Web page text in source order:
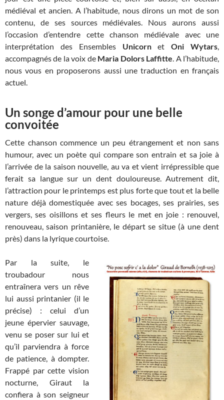
médiéval et ancien. A l’habitude, nous dirons un mot de son
contenu, de ses sources médiévales. Nous aurons aussi
l’occasion d’entendre cette chanson médiévale avec une
interprétation des Ensembles UnicornetOni Wytars,
accompagnés de la voix de Maria Dolors Laffitte. A l’habitude,
nous vous en proposerons aussi une traduction en français
actuel.
Un songe d’amour pour une belle
convoitée
Cette chanson commence un peu étrangement et non sans
humour, avec un poète qui compare son entrain et sa joie à
l’arrivée de la saison nouvelle, au va et vient irrépressible que
ferait sa langue sur un dent douloureuse. Autrement dit,
l’attraction pour le printemps est plus forte que tout et la belle
nature déjà domestiquée avec ses bocages, ses prairies, ses
vergers, ses oisillons et ses fleurs le met en joie : renouvel,
renouveau, saison printanière, le départ se situe (à une dent
près) dans la lyrique courtoise.
Par la suite, le
troubadour nous
entraînera vers un rêve
lui aussi printanier (il le
précise) : celui d’un
jeune épervier sauvage,
venu se poser sur lui et
qu’il parviendra à force
de patience, à dompter.
Frappé par cette vision
nocturne, Giraut la
confiera à son seigneur